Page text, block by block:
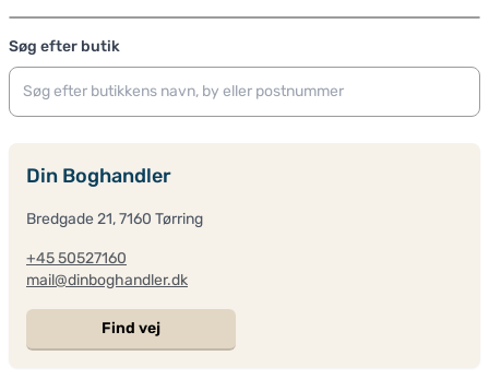
Søg efter butik
Din Boghandler
Bredgade 21, 7160 Tørring
+45 50527160
mail@dinboghandler.dk
Find vej
+